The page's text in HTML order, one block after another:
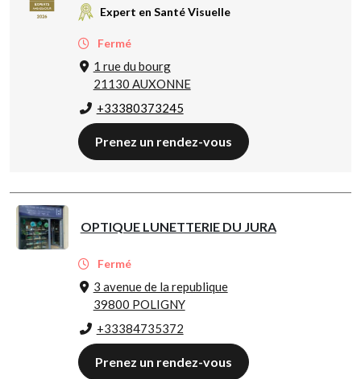
Expert en Santé Visuelle
Fermé
1 rue du bourg
21130 AUXONNE
+33380373245
Prenez un rendez-vous
OPTIQUE LUNETTERIE DU JURA
Fermé
3 avenue de la republique
39800 POLIGNY
+33384735372
Prenez un rendez-vous